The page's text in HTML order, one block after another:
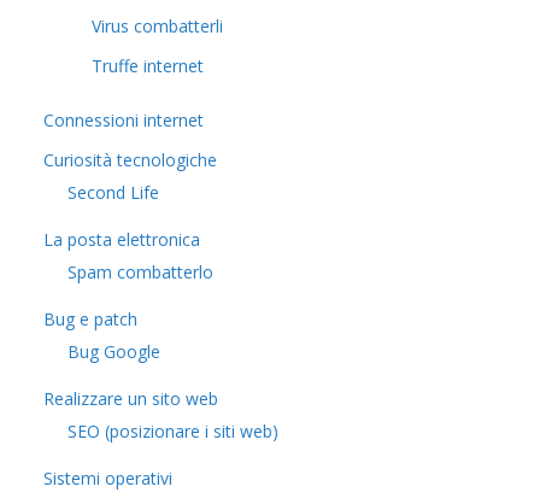
Virus combatterli
Truffe internet
Connessioni internet
Curiosità tecnologiche
​Second Life
La posta elettronica
Spam combatterlo
Bug e patch
Bug Google
Realizzare un sito web
SEO (posizionare i siti web)
Sistemi operativi